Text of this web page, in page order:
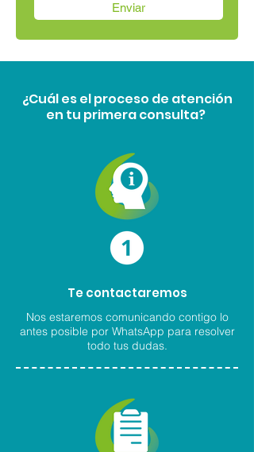
Enviar
¿Cuál es el proceso de atención
en tu primera consulta?
Te contactaremos
Nos estaremos comunicando contigo lo
antes posible por WhatsApp para resolver
todo tus dudas.